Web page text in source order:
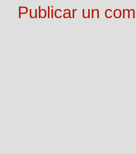
Publicar un